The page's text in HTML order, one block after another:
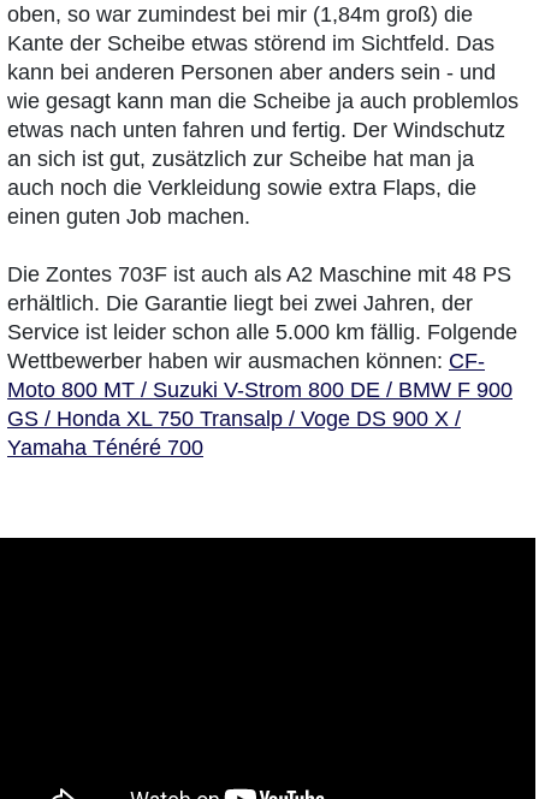
oben, so war zumindest bei mir (1,84m groß) die
Kante der Scheibe etwas störend im Sichtfeld. Das
kann bei anderen Personen aber anders sein - und
wie gesagt kann man die Scheibe ja auch problemlos
etwas nach unten fahren und fertig. Der Windschutz
an sich ist gut, zusätzlich zur Scheibe hat man ja
auch noch die Verkleidung sowie extra Flaps, die
einen guten Job machen.
Die Zontes 703F ist auch als A2 Maschine mit 48 PS
erhältlich. Die Garantie liegt bei zwei Jahren, der
Service ist leider schon alle 5.000 km fällig. Folgende
Wettbewerber haben wir ausmachen können: CF-
Moto 800 MT / Suzuki V-Strom 800 DE / BMW F 900
GS / Honda XL 750 Transalp / Voge DS 900 X /
Yamaha Ténéré 700